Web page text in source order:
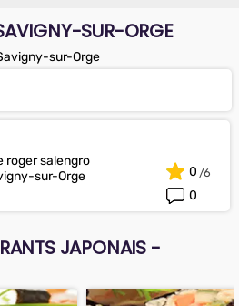
SUR-ORGE
sur-Orge
roger salengro
sur-Orge
0
0
JAPONAIS -